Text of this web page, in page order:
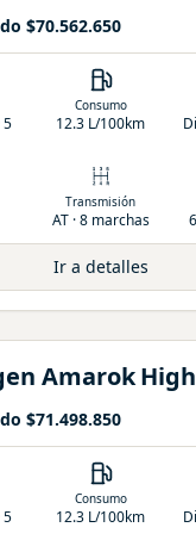
$70.562.650
5
Consumo
12.3 L/100km
Transmisión
AT · 8 marchas
Ir a detalles
Amarok
$71.498.850
5
Consumo
12.3 L/100km